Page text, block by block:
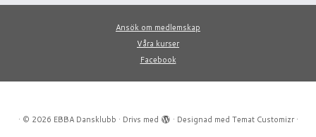
Ansök om medlemskap
Våra kurser
Facebook
· © 2026 EBBA Dansklubb · Drivs med · Designad med Temat Customizr·